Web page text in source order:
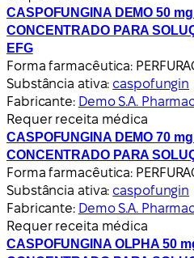
CASPOFUNGINA DEMO 50
CONCENTRADO PARA
EFG
Forma farmacêutica:
Substância ativa: caspofungin
Fabricante: Demo S.A.
Requer receita médica
CASPOFUNGINA DEMO 70
CONCENTRADO PARA
Forma farmacêutica:
Substância ativa: caspofungin
Fabricante: Demo S.A.
Requer receita médica
CASPOFUNGINA OLPHA 50